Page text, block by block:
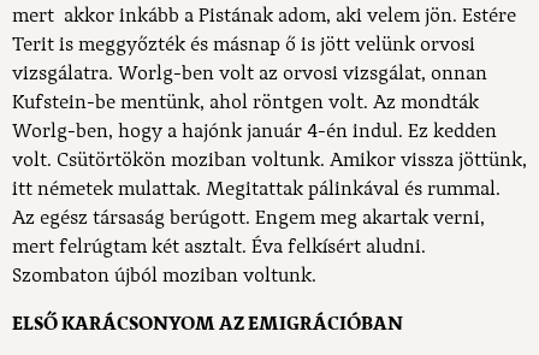
mert akkor inkább a Pistának adom, aki velem jön. Estére
Terit is meggyőzték és másnap ő is jött velünk orvosi
vizsgálatra. Worlg-ben volt az orvosi vizsgálat, onnan
Kufstein-be mentünk, ahol röntgen volt. Az mondták
Worlg-ben, hogy a hajónk január 4-én indul. Ez kedden
volt. Csütörtökön moziban voltunk. Amikor vissza jöttünk,
itt németek mulattak. Megitattak pálinkával és rummal.
Az egész társaság berúgott. Engem meg akartak verni,
mert felrúgtam két asztalt. Éva felkísért aludni.
Szombaton újból moziban voltunk.
ELSŐ KARÁCSONYOM AZ EMIGRÁCIÓBAN